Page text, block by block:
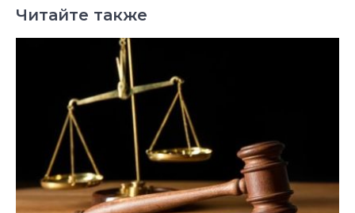
Читайте также